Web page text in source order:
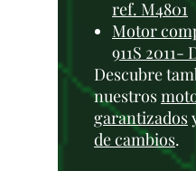
ref. M4801
Motor
911S 2011-
Descubre
nuestros
garantizados
de cambios.